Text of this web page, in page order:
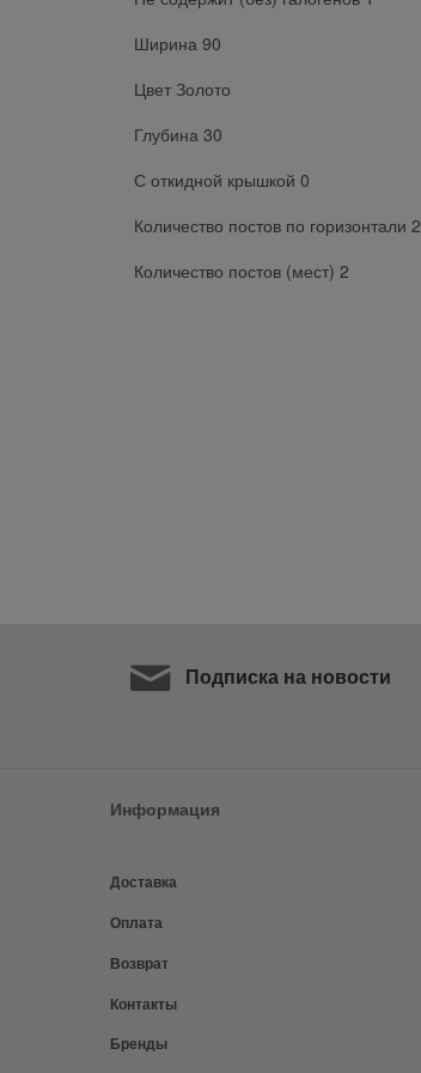
Ширина 90
Цвет Золото
Глубина 30
С откидной крышкой 0
Количество постов по горизонтали 2
Количество постов (мест) 2
Подписка на новости
Информация
Доставка
Оплата
Возврат
Контакты
Бренды